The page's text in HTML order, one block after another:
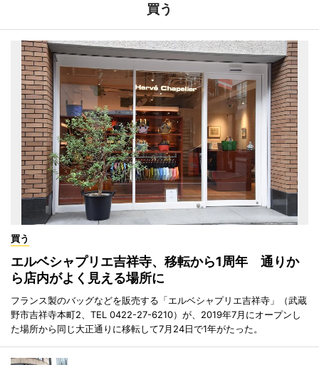
買う
買う
エルベシャプリエ吉祥寺、移転から1周年 通りか
ら店内がよく見える場所に
フランス製のバッグなどを販売する「エルベシャプリエ吉祥寺」（武蔵
野市吉祥寺本町2、TEL 0422-27-6210）が、2019年7月にオープンし
た場所から同じ大正通りに移転して7月24日で1年がたった。